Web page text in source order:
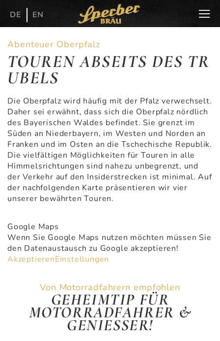
DE EN
Abenteuer Oberpfalz
TOUREN ABSEITS DES TR
UBELS
Die Oberpfalz wird häufig mit der Pfalz verwechselt.
Daher sei erwähnt, dass sich die Oberpfalz nördlich
des Bayerischen Waldes befindet. Sie grenzt im
Süden an Niederbayern, im Westen und Norden an
Franken und im Osten an die Tschechische Republik.
Die vielfältigen Möglichkeiten für Touren in alle
Himmelsrichtungen sind nahezu unbegrenzt, und
der Verkehr auf den Insiderstrecken ist minimal. Auf
der nachfolgenden Karte präsentieren wir vier
unserer bewährten Touren.
Google Maps
Wenn Sie Google Maps nutzen möchten müssen Sie
den Datenaustausch zu Google akzeptieren!
AkzeptierenEinstellungen
Von Motorradfahrern empfohlen
GEHEIMTIP FÜR
MOTORRADFAHRER &
GENIESSER!